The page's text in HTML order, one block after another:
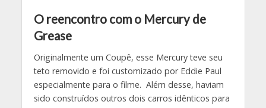
O reencontro com o Mercury de
Grease
Originalmente um Coupê, esse Mercury teve seu
teto removido e foi customizado por Eddie Paul
especialmente para o filme. Além desse, haviam
sido construídos outros dois carros idênticos para